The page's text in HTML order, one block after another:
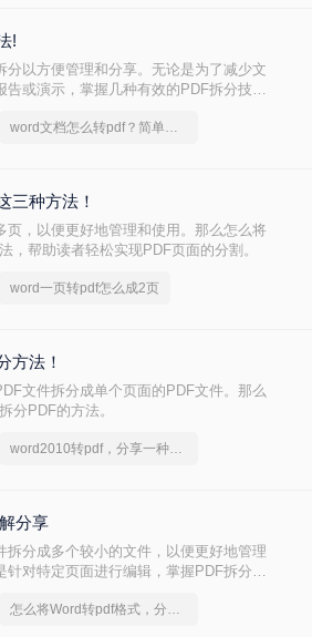
!
以方便管理和分享。无论是为了减少文
或演示，掌握几种有效的PDF拆分技巧
word文档怎么转pdf？简单高效的恢复方法
三种方法！
，以便更好地管理和使用。那么怎么将
，帮助读者轻松实现PDF页面的分割。
word一页转pdf怎么成2页
方法！
文件拆分成单个页面的PDF文件。那么
分PDF的方法。
word2010转pdf，分享一种简单的方法
分享
分成多个较小的文件，以便更好地管理
对特定页面进行编辑，掌握PDF拆分技
怎么将Word转pdf格式，分享一种简单的方法